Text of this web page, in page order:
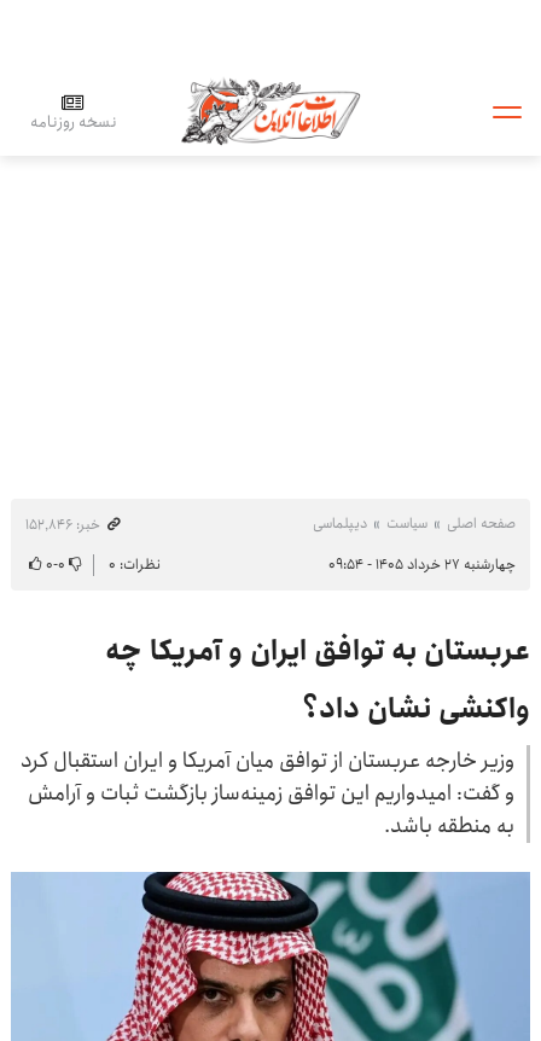
نسخه روزنامه
صفحه اصلی سیاست دیپلماسی
خبر: ۱۵۲٬۸۴۶
چهارشنبه ۲۷ خرداد ۱۴۰۵ - ۰۹:۵۴
نظرات: ۰ ۰-۰
عربستان به توافق ایران و آمریکا چه
واکنشی نشان داد؟
وزیر خارجه عربستان از توافق میان آمریکا و ایران استقبال کرد
و گفت: امیدواریم این توافق زمینه‌ساز بازگشت ثبات و آرامش
به منطقه باشد.